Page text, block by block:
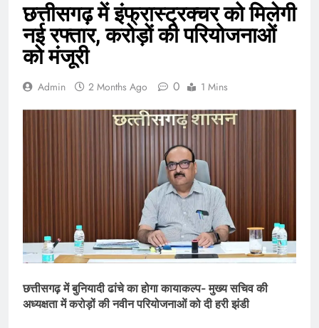
छत्तीसगढ़ में इंफ्रास्ट्रक्चर को मिलेगी
नई रफ्तार, करोड़ों की परियोजनाओं
को मंजूरी
Admin 2 Months Ago 0 1 Mins
छत्तीसगढ़ में बुनियादी ढांचे का होगा कायाकल्प- मुख्य सचिव की
अध्यक्षता में करोड़ों की नवीन परियोजनाओं को दी हरी झंडी